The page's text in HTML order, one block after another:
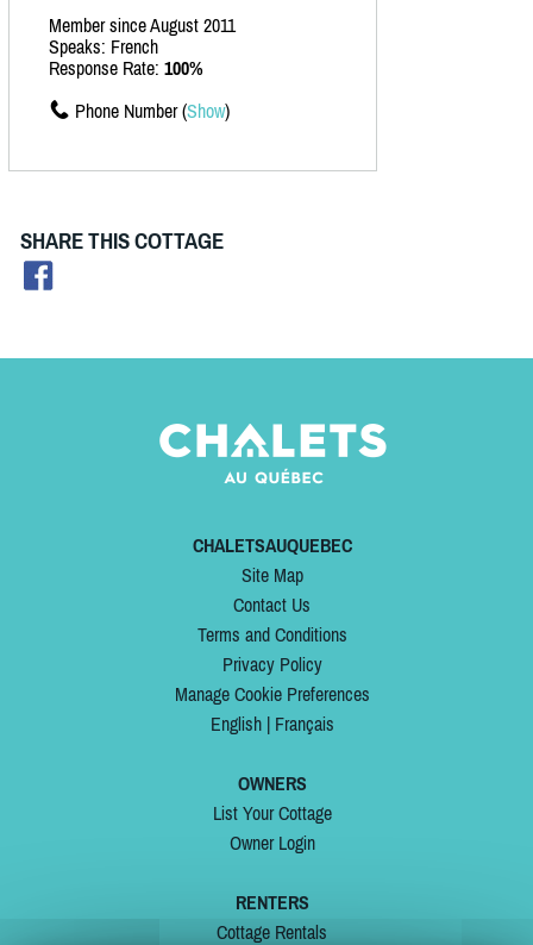
Member since August 2011
Speaks: French
Response Rate: 100%
Phone Number (Show)
SHARE THIS COTTAGE
CHALETSAUQUEBEC
Site Map
Contact Us
Terms and Conditions
Privacy Policy
Manage Cookie Preferences
English| Français
OWNERS
List Your Cottage
Owner Login
RENTERS
Cottage Rentals